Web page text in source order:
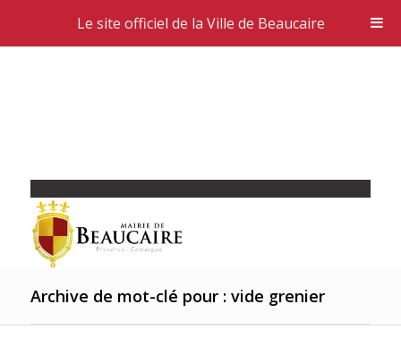
Archive de mot-clé pour : vide grenier
Le site officiel de la Ville de Beaucaire